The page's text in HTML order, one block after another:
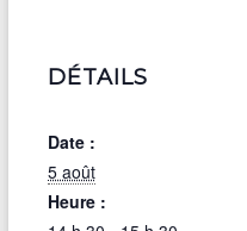
DÉTAILS
Date :
5 août
Heure :